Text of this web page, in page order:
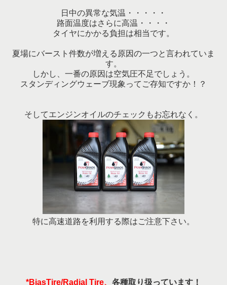
日中の異常な気温・・・・・
路面温度はさらに高温・・・・
タイヤにかかる負担は相当です。
夏場にバースト件数が増える原因の一つと言われていま
す。
しかし、一番の原因は空気圧不足でしょう。
スタンディングウェーブ現象ってご存知ですか！？
そしてエンジンオイルのチェックもお忘れなく。
特に高速道路を利用する際はご注意下さい。
*BiasTire/Radial Tire、 各種取り扱っています！